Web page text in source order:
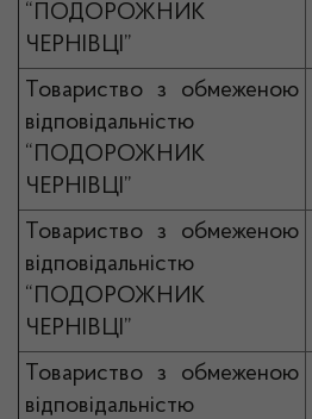
“ПОДОРОЖНИК
ЧЕРНІВЦІ”
Товариство з обмеженою
відповідальністю
“ПОДОРОЖНИК
ЧЕРНІВЦІ”
Товариство з обмеженою
відповідальністю
“ПОДОРОЖНИК
ЧЕРНІВЦІ”
Товариство з обмеженою
відповідальністю